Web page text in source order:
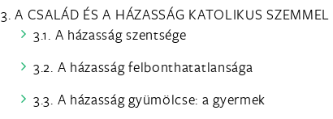
3. A CSALÁD ÉS A HÁZASSÁG KATOLIKUS SZEMMEL
3.1. A házasság szentsége
3.2. A házasság felbonthatatlansága
3.3. A házasság gyümölcse: a gyermek